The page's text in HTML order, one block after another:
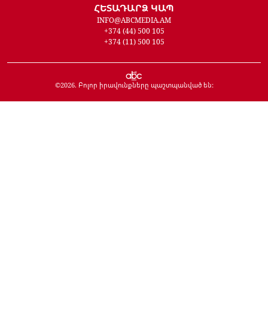
ՀԵՏԱԴԱՐՁ ԿԱՊ
INFO@ABCMEDIA.AM
+374 (44) 500 105
+374 (11) 500 105
©2026. Բոլոր իրավունքները պաշտպանված են: